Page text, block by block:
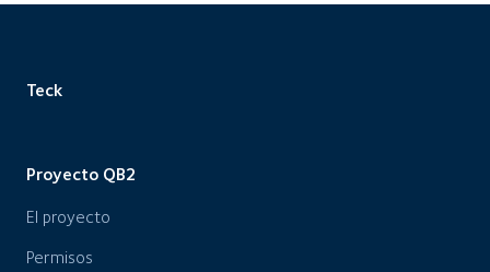
Teck
Proyecto QB2
El proyecto
Permisos